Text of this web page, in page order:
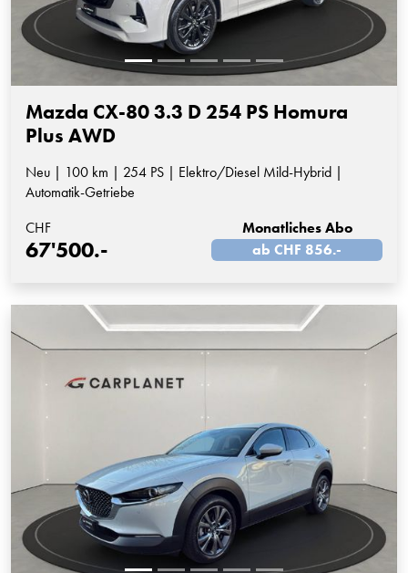
Mazda CX-80 3.3 D 254 PS Homura
Plus AWD
Neu | 100 km | 254 PS | Elektro/Diesel Mild-Hybrid |
Automatik-Getriebe
CHF
67'500.-
Monatliches Abo
ab CHF 856.-